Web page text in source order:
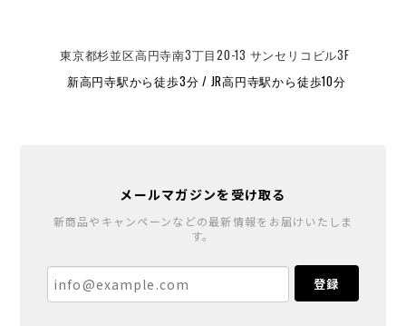
東京都杉並区高円寺南3丁目20-13 サンセリコビル3F
新高円寺駅から徒歩3分 / JR高円寺駅から徒歩10分
メールマガジンを受け取る
新商品やキャンペーンなどの最新情報をお届けいたしま
す。
登録